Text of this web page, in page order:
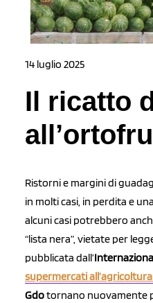
14 luglio 2025
Il ricatto
Ristorni e margini di
in molti casi, in perdita e
alcuni casi potrebbero
“lista nera”, vietate per
pubblicata dall’
supermercati
Gdotornano nuovamente